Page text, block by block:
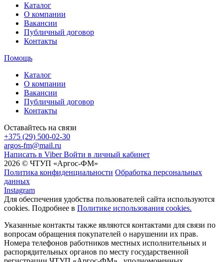
Каталог
О компании
Вакансии
Публичный договор
Контакты
Помощь
Каталог
О компании
Вакансии
Публичный договор
Контакты
Оставайтесь на связи
+375 (29) 500-02-30
argos-fm@mail.ru
Написать в Viber Войти в личный кабинет
2026 © ЧТУП «Аргос-ФМ»
Политика конфиденциальности Обработка персональных
данных
Instagram
Для обеспечения удобства пользователей сайта используются
cookies. Подробнее в Политике использования cookies.
Указанные контакты также являются контактами для связи по
вопросам обращения покупателей о нарушении их прав.
Номера телефонов работников местных исполнительных и
распорядительных органов по месту государственной